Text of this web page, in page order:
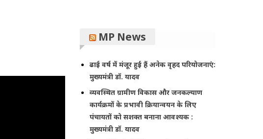
MP News
ढाई वर्ष में मंजूर हुई हैं अनेक वृहद परियोजनाएं:
मुख्यमंत्री डॉ. यादव
व्यवस्थित ग्रामीण विकास और जनकल्याण
कार्यक्रमों के प्रभावी क्रियान्वयन के लिए
पंचायतों को सशक्त बनाना आवश्यक :
मुख्यमंत्री डॉ. यादव